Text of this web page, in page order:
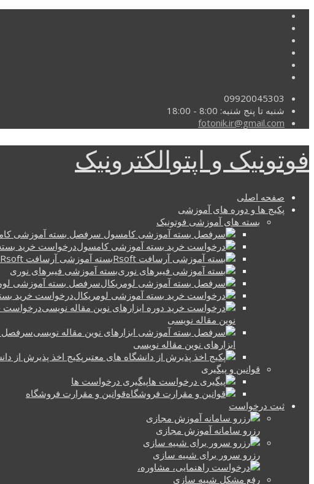
09920045303
شنبه تا پنج شنبه: 8:00 - 18:00
fotonik.ir@gmail.com
فوتونیک و اپتوالکترونیک
صفحه اصلی
پکیج ها و دوره های آموزشی
بسته های آموزشی فوتونیک
سرفصل بسته آموزشی
درخواست خرید
بسته آموزشی آرسافت Rsoft
بسته آموزشی فیبرهای نوری
سرفصل بسته آموزشی
درخواست خرید
درخواست
نوین مقاله نویسی
سرفصل
ابزارهای نوین مقاله نویسی
پکیج اخذ پذیرش از
قوانین و پیگیری
پیگیری درخواست ها
قوانین و مقرارت فروشگاه
ثبت درخواست
رزرو سامانه آموزش مجازی
رزرو سرور برای شبیه سازی